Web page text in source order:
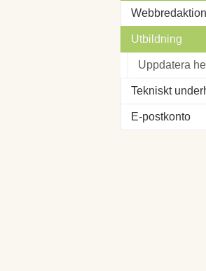
Webbredaktion
Utbildning
Uppdatera
Tekniskt
E-postkonto